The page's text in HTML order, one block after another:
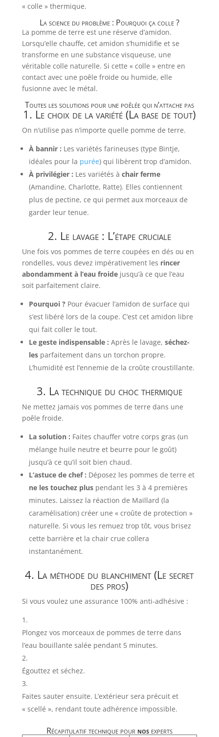
« colle » thermique.
La science du problème : Pourquoi ça colle ?
La pomme de terre est une réserve d’amidon.
Lorsqu’elle chauffe, cet amidon s’humidifie et se
transforme en une substance visqueuse, une
véritable colle naturelle. Si cette « colle » entre en
contact avec une poêle froide ou humide, elle
fusionne avec le métal.
Toutes les solutions pour une poêlée qui n’attache pas
1. Le choix de la variété (La base de tout)
On n’utilise pas n’importe quelle pomme de terre.
À bannir : Les variétés farineuses (type Bintje,
idéales pour la purée) qui libèrent trop d’amidon.
À privilégier : Les variétés à chair ferme
(Amandine, Charlotte, Ratte). Elles contiennent
plus de pectine, ce qui permet aux morceaux de
garder leur tenue.
2. Le lavage : L’étape cruciale
Une fois vos pommes de terre coupées en dés ou en
rondelles, vous devez impérativement les rincer
abondamment à l’eau froidejusqu’à ce que l’eau
soit parfaitement claire.
Pourquoi ?Pour évacuer l’amidon de surface qui
s’est libéré lors de la coupe. C’est cet amidon libre
qui fait coller le tout.
Le geste indispensable : Après le lavage, séchez-
lesparfaitement dans un torchon propre.
L’humidité est l’ennemie de la croûte croustillante.
3. La technique du choc thermique
Ne mettez jamais vos pommes de terre dans une
poêle froide.
La solution : Faites chauffer votre corps gras (un
mélange huile neutre et beurre pour le goût)
jusqu’à ce qu’il soit bien chaud.
L’astuce de chef : Déposez les pommes de terre et
ne les touchez pluspendant les 3 à 4 premières
minutes. Laissez la réaction de Maillard (la
caramélisation) créer une « croûte de protection »
naturelle. Si vous les remuez trop tôt, vous brisez
cette barrière et la chair crue collera
instantanément.
4. La méthode du blanchiment (Le secret
des pros)
Si vous voulez une assurance 100% anti-adhésive :
Plongez vos morceaux de pommes de terre dans
l’eau bouillante salée pendant 5 minutes.
Égouttez et séchez.
Faites sauter ensuite. L’extérieur sera précuit et
« scellé », rendant toute adhérence impossible.
Récapitulatif technique pour nosexperts